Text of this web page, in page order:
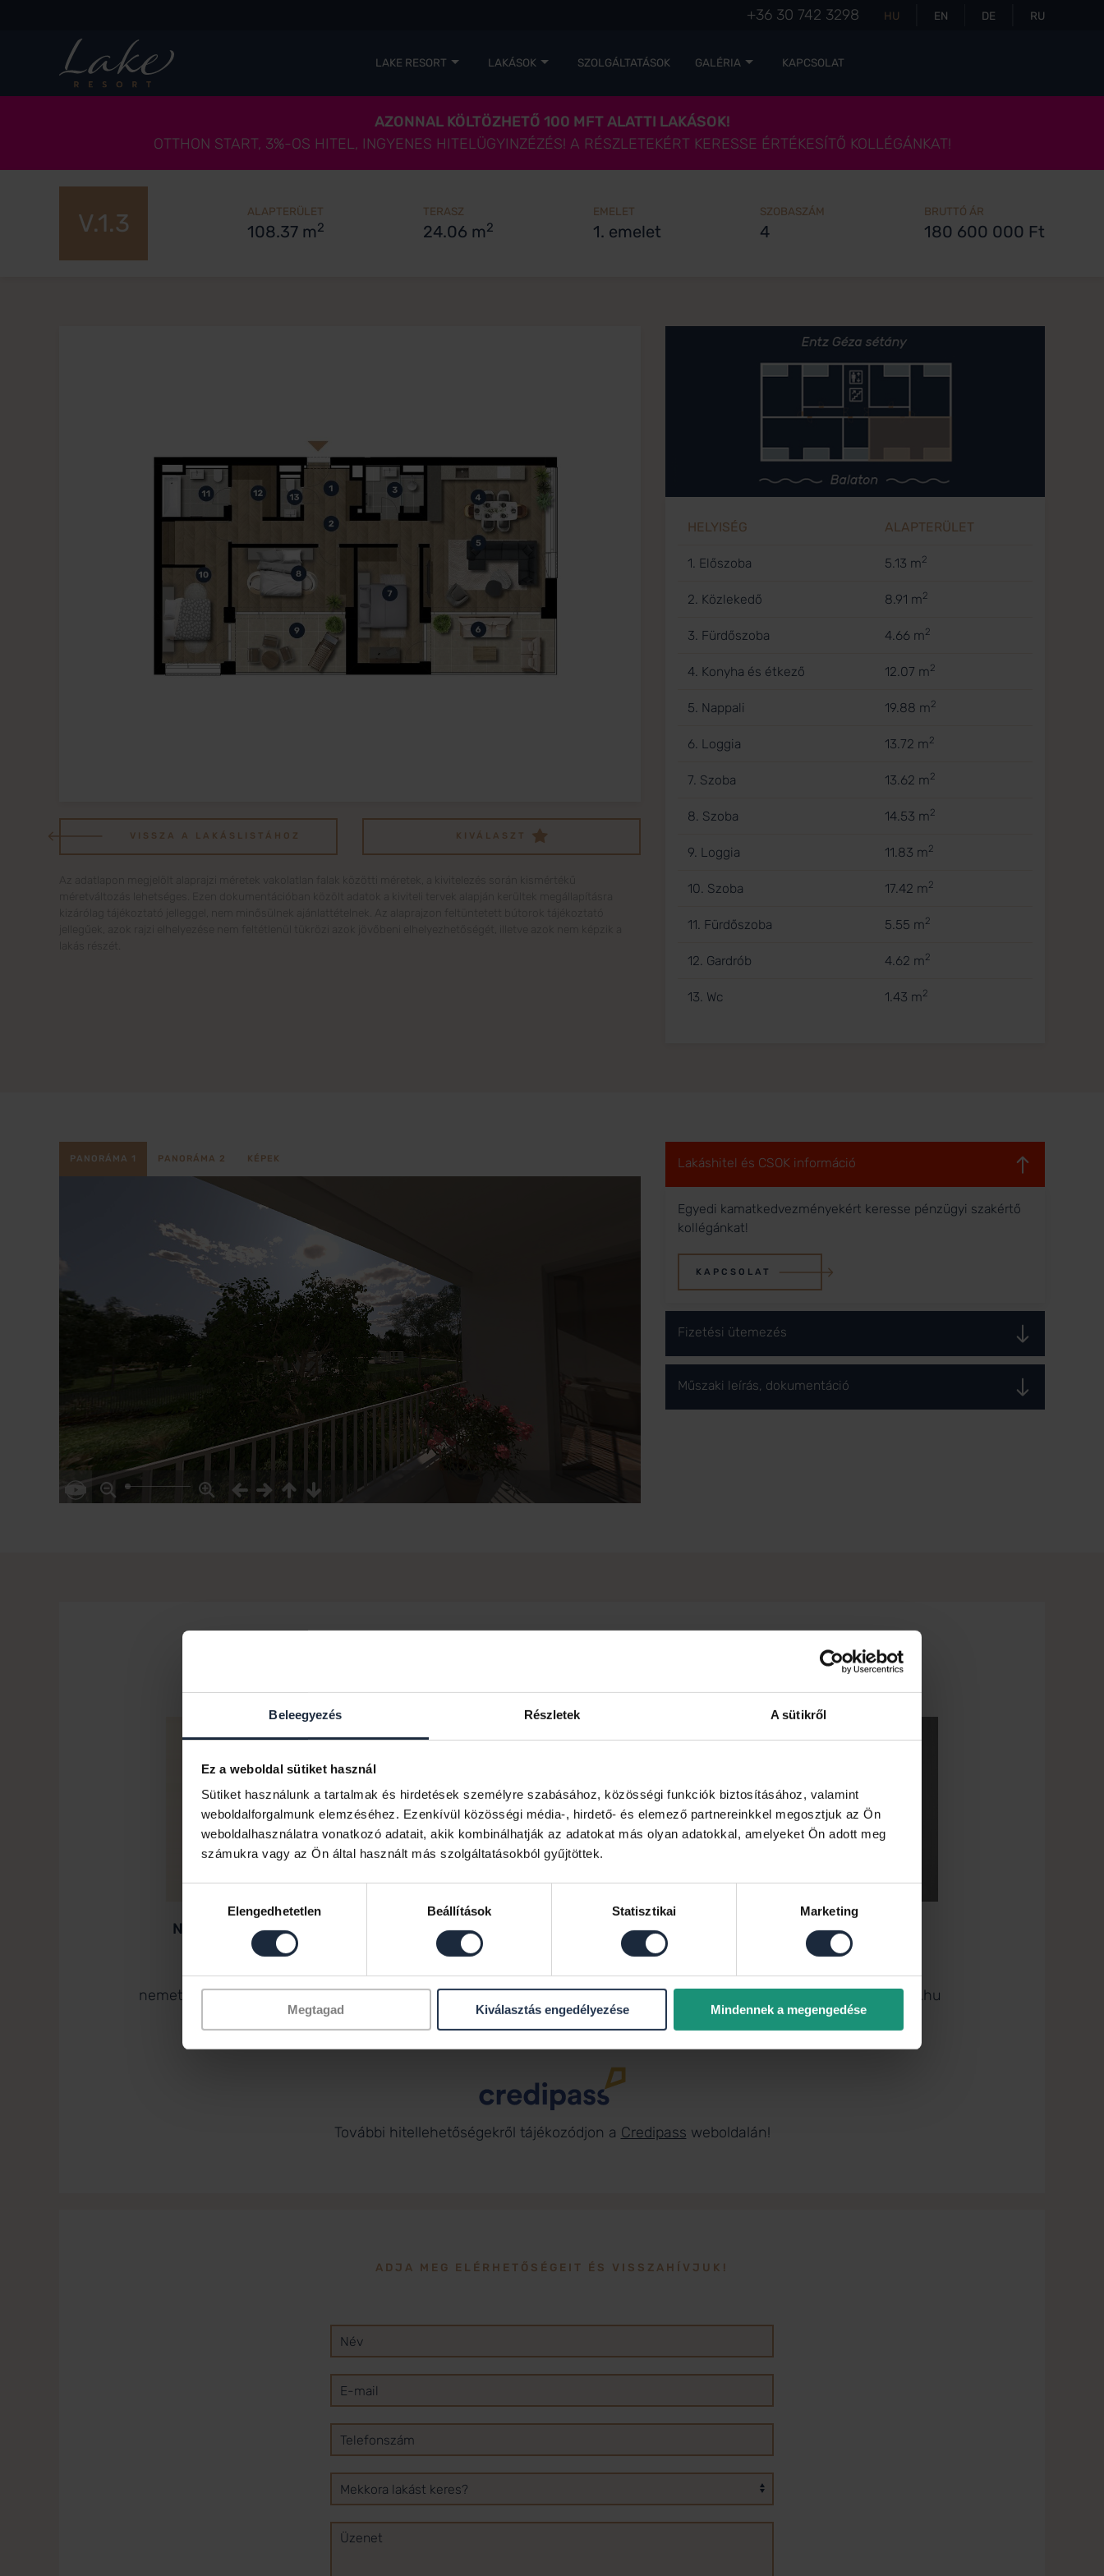
Beleegyezés Részletek A sütikről
Ez a weboldal sütiket használ
Sütiket használunk a tartalmak és hirdetések személyre szabásához, közösségi funkciók biztosításához, valamint
weboldalforgalmunk elemzéséhez. Ezenkívül közösségi média-, hirdető- és elemező partnereinkkel megosztjuk az Ön
weboldalhasználatra vonatkozó adatait, akik kombinálhatják az adatokat más olyan adatokkal, amelyeket Ön adott meg
számukra vagy az Ön által használt más szolgáltatásokból gyűjtöttek.
kiválasztásaElengedhetetlen Beállítások Statisztikai Marketing
Megtagad Kiválasztás engedélyezése Mindennek a megengedése
+36 30 742 3298 HU EN DE RU
LAKE RESORT LAKÁSOK SZOLGÁLTATÁSOK GALÉRIA KAPCSOLAT
AZONNAL KÖLTÖZHETŐ 100 MFT ALATTI LAKÁSOK!
OTTHON START, 3%-OS HITEL, INGYENES HITELÜGYINZÉZÉS! A RÉSZLETEKÉRT KERESSE ÉRTÉKESÍTŐ KOLLÉGÁNKAT!
V.1.3 ALAPTERÜLET
108.37 m2
TERASZ
24.06 m2
EMELET
1. emelet
SZOBASZÁM
4
BRUTTÓ ÁR
180 600 000 Ft
VISSZA A LAKÁSLISTÁHOZ KIVÁLASZT
HELYISÉG ALAPTERÜLET
1. Előszoba 5.13 m2
2. Közlekedő 8.91 m2
3. Fürdőszoba 4.66 m2
4. Konyha és étkező 12.07 m2
5. Nappali 19.88 m2
6. Loggia 13.72 m2
7. Szoba 13.62 m2
8. Szoba 14.53 m2
9. Loggia 11.83 m2
10. Szoba 17.42 m2
11. Fürdőszoba 5.55 m2
12. Gardrób 4.62 m2
13. Wc 1.43 m2
PANORÁMA 1 PANORÁMA 2 KÉPEK Lakáshitel és CSOK információ
Egyedi kamatkedvezményekért keresse pénzügyi szakértő
kollégánkat!
KAPCSOLAT
Fizetési ütemezés
Műszaki leírás, dokumentáció
Németh Gábor Zoltán
Értékesítő
+36 30 742 3298
nemeth.gabor@hillsidehomes.hu
Böszörményi Johanna
+36 70 459 3242
boszormenyi.johanna@dh.hu
Bratu Péter
Hitelszakértő
+36 20 663 3635
bratu.peter@credipass.hu
További hitellehetőségekről tájékozódjon a Credipass weboldalán!
ADJA MEG ELÉRHETŐSÉGEIT ÉS VISSZAHÍVJUK!